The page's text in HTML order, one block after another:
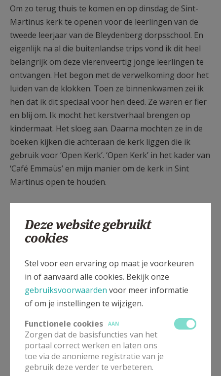
Om zo terug thuis te komen en op dinsdag de Sint-
Martinus kerk te openen voor de leerlingen van de
tweede leerjaar van de Bleydenberg dorpsschool. En
eigenlijk na al die buitenlandse trips vond ik dit heel
belangrijk om deze vierenveertig jonge leerlingen te
ontvangen. Het begon met de verwelkoming door het
luiden van de klokken. Toen ze binnenkwamen zei ik
hen dat ik dit speciaal voor hen deed. Ze waren er fier
en blij om. Ik mocht het kerstverhaal brengen op
kindermaat. Het sloeg aan. Daarna mochten ze in de
boeken kijken die achteraan de kerk liggen die ik
gebruik voor ‘Open Kerk’. ‘Open Kerk’ in het kader van
‘Café Emmaüs’ en mijn manier om de kerk in Sint
Martinus open te houden.
We hadden onze laatste eucharistieviering op 31
augustus. Het is echt nog wel een kerk, want ik vroeg
aangestelde priester en coördinator van onze zone,
hoe we dat konden realiseren. Ik wil de kerk open
houden, op woensdagnamiddag en zondagnamiddag,
maar het moet dan wel echt een kerk zijn, dat wil
zeggen, met Christus aanwezig in het tabernakel
onder de vorm van het Brood in de Hostie, met de
Godslamp aan. Ik heb de kinderen in de kerk
ontvangen.
Deze website gebruikt
cookies
Stel voor een ervaring op maat je voorkeuren
in of aanvaard alle cookies. Bekijk onze
gebruiksvoorwaarden voor meer informatie
of om je instellingen te wijzigen.
Functionele cookies
AAN
Zorgen dat de basisfuncties van het
portaal correct werken en laten ons
toe via de anonieme registratie van je
gebruik deze verder te verbeteren.